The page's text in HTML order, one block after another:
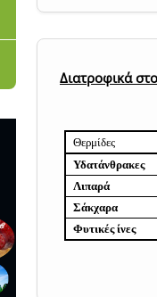
Διατροφικά
Θερμίδες
Υδατάνθρακες
Λιπαρά
Σάκχαρα
Φυτικές ίνες